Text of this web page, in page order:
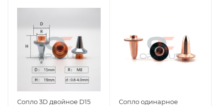
Сопло 3D двойное D15
Сопло одинарное